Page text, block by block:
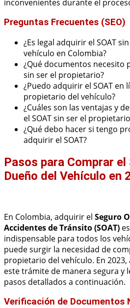
inconvenientes durante el
Preguntas Frecuentes (SEO)
¿Es legal adquirir el SOAT
vehículo en Colombia?
¿Qué documentos necesito
sin ser el propietario?
¿Puedo adquirir el SOAT en
propietario del vehículo?
¿Cuáles son las ventajas y
el SOAT sin ser el
¿Qué debo hacer si tengo
adquirir el SOAT?
Pasos para Comprar el
Dueño del Vehículo en
En Colombia, adquirir el Seguro
Accidentes de Tránsito (SOAT)
indispensable para todos los
puede surgir la necesidad de
propietario del vehículo. En
este trámite de manera segura y
pasos detallados a continuación.
Verificación de Documentos